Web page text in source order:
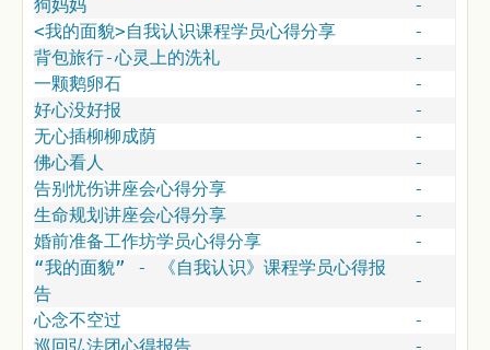
狗妈妈
-
<我的面貌>自我认识课程学员心得分享
-
背包旅行-心灵上的洗礼
-
一颗鹅卵石
-
好心没好报
-
无心插柳柳成荫
-
佛心看人
-
告别忧伤讲座会心得分享
-
生命规划讲座会心得分享
-
婚前准备工作坊学员心得分享
-
“我的面貌” - 《自我认识》课程学员心得报
告
-
心念不空过
-